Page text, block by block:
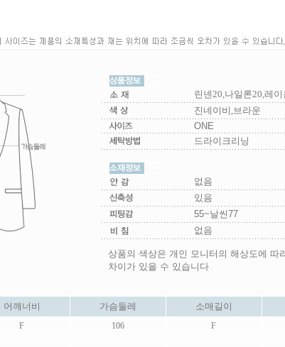
린넨20,나일론20,레이
진네이비,브라운
ONE
드라이크리닝
없음
있음
55~날씬77
없음
상품의 색상은 개인 모니터의 해상도에 따
차이가 있을 수 있습니다
어깨너비 가슴둘레 소매길이
F 106 F